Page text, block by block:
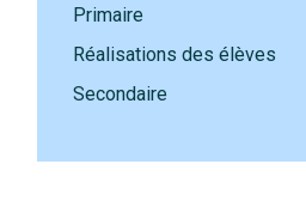
Primaire
Réalisations des élèves
Secondaire